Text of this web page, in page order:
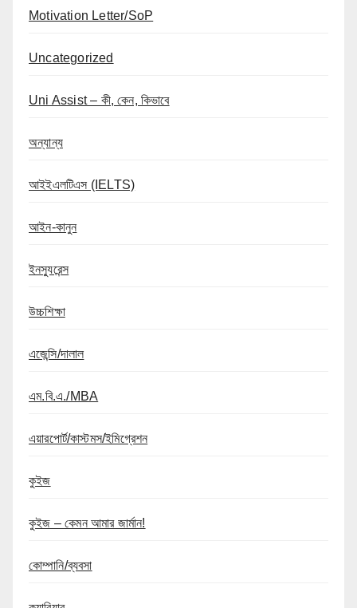
Motivation Letter/SoP
Uncategorized
Uni Assist – কী, কেন, কিভাবে
অন্যান্য
আইইএলটিএস (IELTS)
আইন-কানুন
ইনস্যুরেন্স
উচ্চশিক্ষা
এজেন্সি/দালাল
এম.বি.এ./MBA
এয়ারপোর্ট/কাস্টমস/ইমিগ্রেশন
কুইজ
কুইজ – কেমন আমার জার্মান!
কোম্পানি/ব্যবসা